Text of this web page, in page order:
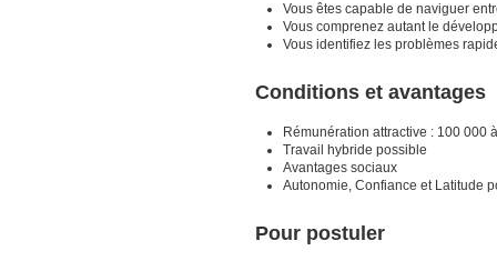
Vous êtes capable de naviguer
Vous comprenez autant le
Vous identifiez les problèmes
Conditions et avantages
Rémunération attractive : 100 000
Travail hybride possible
Avantages sociaux
Autonomie, Confiance et Latitude
Pour postuler